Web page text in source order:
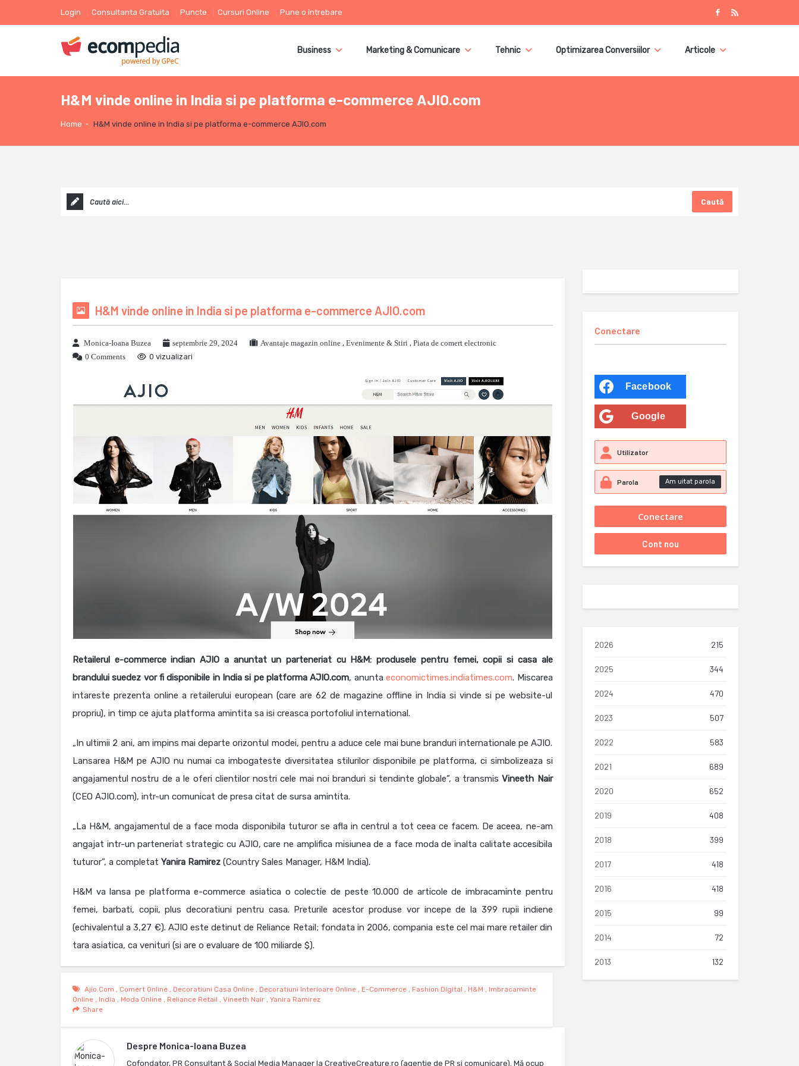
Login Consultanta Gratuita Puncte Cursuri Online Pune o întrebare
Business Marketing & Comunicare Tehnic Optimizarea Conversiilor Articole
H&M vinde online in India si pe platforma e-commerce AJIO.com
Home - H&M vinde online in India si pe platforma e-commerce AJIO.com
Caută
H&M vinde online in India si pe platforma e-commerce AJIO.com
Monica-Ioana Buzea septembrie 29, 2024 Avantaje magazin online , Evenimente & Stiri , Piata de comert electronic
0 Comments
0 vizualizari
Retailerul e-commerce indian AJIO a anuntat un parteneriat cu H&M: produsele pentru femei, copii si casa ale
brandului suedez vor fi disponibile in India si pe platforma AJIO.com, anuntaeconomictimes.indiatimes.com. Miscarea
intareste prezenta online a retailerului european (care are 62 de magazine offline in India si vinde si pe website-ul
propriu), in timp ce ajuta platforma amintita sa isi creasca portofoliul international.
„In ultimii 2 ani, am impins mai departe orizontul modei, pentru a aduce cele mai bune branduri internationale pe AJIO.
Lansarea H&M pe AJIO nu numai ca imbogateste diversitatea stilurilor disponibile pe platforma, ci simbolizeaza si
angajamentul nostru de a le oferi clientilor nostri cele mai noi branduri si tendinte globale”, a transmisVineeth Nair
(CEO AJIO.com), intr-un comunicat de presa citat de sursa amintita.
„La H&M, angajamentul de a face moda disponibila tuturor se afla in centrul a tot ceea ce facem. De aceea, ne-am
angajat intr-un parteneriat strategic cu AJIO, care ne amplifica misiunea de a face moda de inalta calitate accesibila
tuturor”, a completat Yanira Ramirez (Country Sales Manager, H&M India).
H&M va lansa pe platforma e-commerce asiatica o colectie de peste 10.000 de articole de imbracaminte pentru
femei, barbati, copii, plus decoratiuni pentru casa. Preturile acestor produse vor incepe de la 399 rupii indiene
(echivalentul a 3,27 €). AJIO este detinut de Reliance Retail; fondata in 2006, compania este cel mai mare retailer din
tara asiatica, ca venituri (si are o evaluare de 100 miliarde $).
Ajio.com , Comert Online , Decoratiuni Casa Online , Decoratiuni Interioare Online , E-Commerce , Fashion Digital , H&m , Imbracaminte
Online , India , Moda Online , Reliance Retail , Vineeth Nair , Yanira Ramirez
Share
Despre Monica-Ioana Buzea
Cofondator, PR Consultant & Social Media Manager la CreativeCreature.ro (agenție de PR și comunicare). Mă ocup
Conectare
Facebook
Google
Am uitat parola
2026 215
2025 344
2024 470
2023 507
2022 583
2021 689
2020 652
2019 408
2018 399
2017 418
2016 418
2015 99
2014 72
2013 132